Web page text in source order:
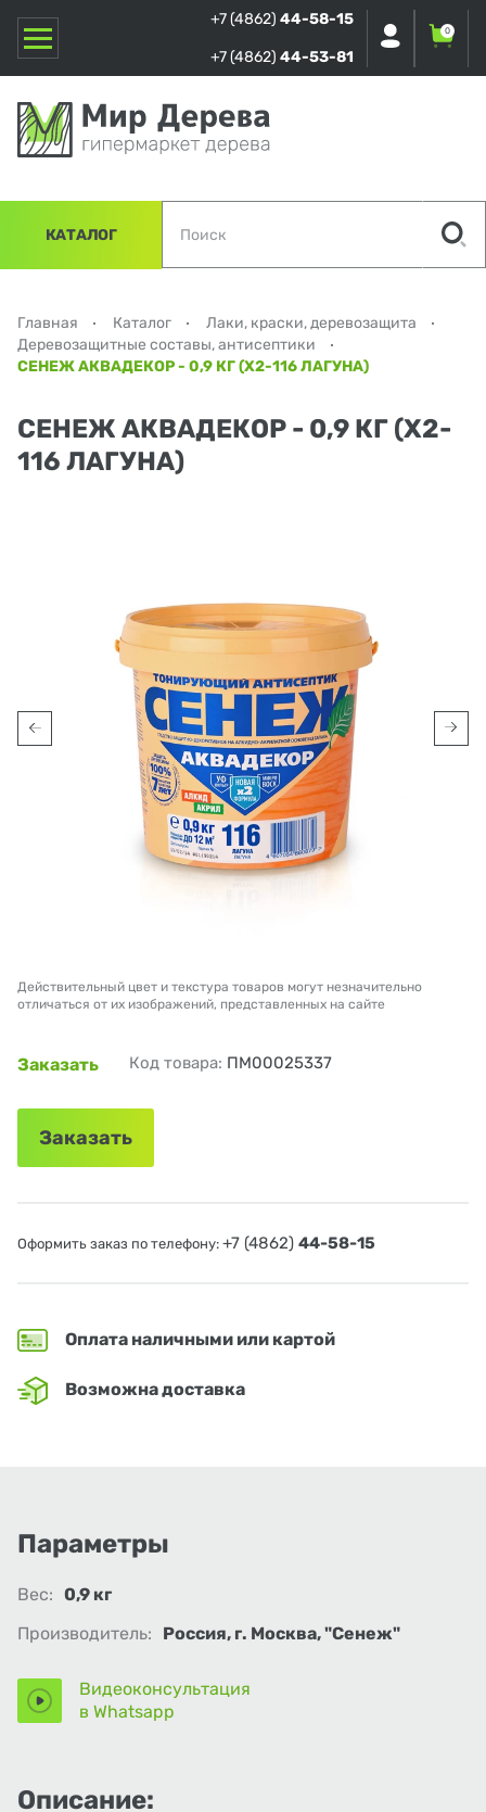
+7 (4862) 44-58-15
+7 (4862) 44-53-81
0
КАТАЛОГ
Главная Каталог
Лаки, краски, деревозащита
Деревозащитные составы, антисептики
СЕНЕЖ АКВАДЕКОР - 0,9 КГ (Х2-116 ЛАГУНА)
СЕНЕЖ АКВАДЕКОР - 0,9 КГ (Х2-
116 ЛАГУНА)
Действительный цвет и текстура товаров могут незначительно
отличаться от их изображений, представленных на сайте
Заказать Код товара: ПМ00025337
Заказать
Оформить заказ по телефону: +7 (4862) 44-58-15
Оплата наличными или картой
Возможна доставка
Параметры
Вес: 0,9 кг
Производитель:
Россия, г. Москва, "Сенеж"
Видеоконсультация
в Whatsapp
Описание: